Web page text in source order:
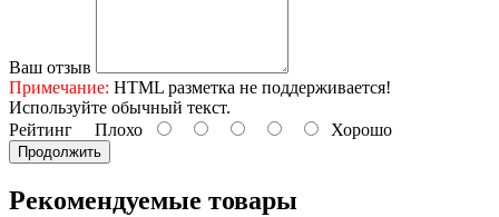
Ваш отзыв
Примечание: HTML разметка не поддерживается!
Используйте обычный текст.
Рейтинг Плохо Хорошо
Продолжить
Рекомендуемые товары